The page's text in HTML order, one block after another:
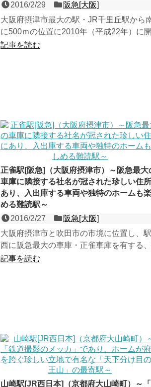
2016/2/29
阪急[大阪]
大阪府摂津市最大の駅・JR千里丘駅から
に500ｍの位置に2010年（平成22年）に開
業した、京都線の相対式２面２線の地上駅
記事を読む
正雀駅[阪急]（大阪府摂津市）～阪急最大
車庫に隣接する社名が冠された珍しい住
あり、入出庫する車両や独特のホームも
める難読駅～
2016/2/27
阪急[大阪]
大阪府摂津市と吹田市の市境に位置し、
西に阪急最大の車庫・正雀車庫を有する
都線の島式２面４線の地上駅。駅下を直交
記事を読む
山崎駅[JR西日本]（京都府大山崎町）～